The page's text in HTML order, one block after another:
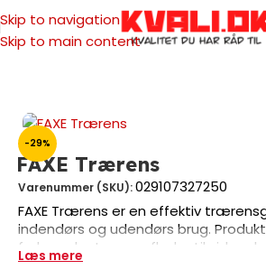
Skip to navigation
Skip to main content
Forside /Rengørings div./Rengøring
-29%
FAXE Trærens
Varenummer (SKU):029107327250
FAXE Trærens er en effektiv
indendørs og udendørs brug.
forbereder træoverflader til videre
eller lak. Med en rækkevne på ca. 100
Læs mere